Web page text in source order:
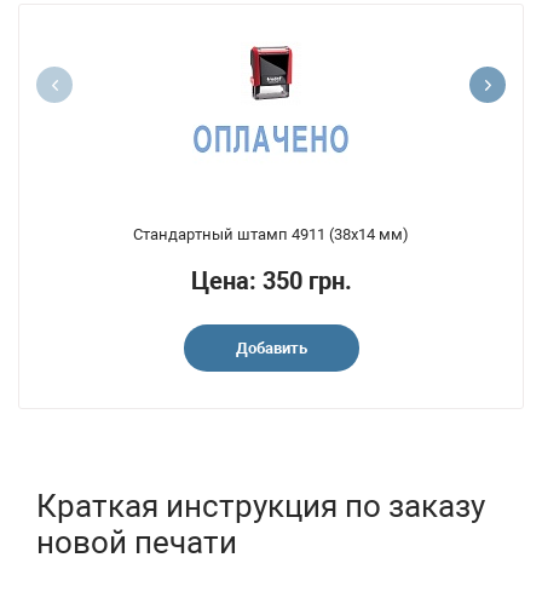
Стандартный штамп 4911 (38x14 мм)
Цена: 350 грн.
Добавить
Краткая инструкция по заказу
новой печати